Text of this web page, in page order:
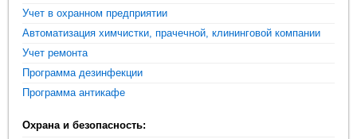
Учет в охранном предприятии
Автоматизация химчистки, прачечной, клининговой компании
Учет ремонта
Программа дезинфекции
Программа антикафе
Охрана и безопасность: